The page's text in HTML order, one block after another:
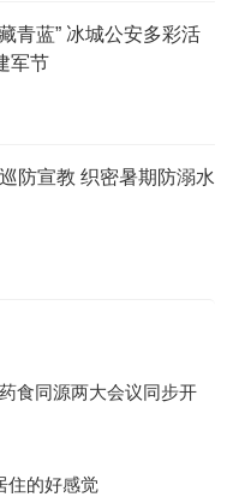
青蓝” 冰城公安多彩活
军节
防宣教 织密暑期防溺水
食同源两大会议同步开
住的好感觉